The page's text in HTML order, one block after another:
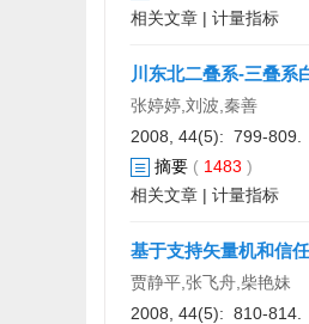
相关文章 | 计量指标
川东北二叠系-三叠系
张婷婷,刘波,秦善
2008, 44(5): 799-809.
摘要 ( 1483 )
相关文章 | 计量指标
基于支持矢量机和信
贾静平,张飞舟,柴艳妹
2008, 44(5): 810-814.